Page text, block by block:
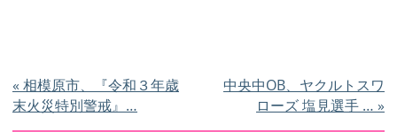
« 相模原市、『令和３年歳
末火災特別警戒』…
中央中OB、ヤクルトスワ
ローズ 塩見選手 … »